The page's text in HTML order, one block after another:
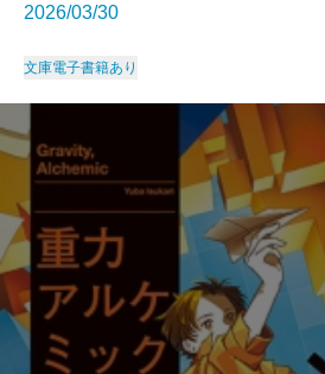
2026/03/30
文庫電子書籍あり